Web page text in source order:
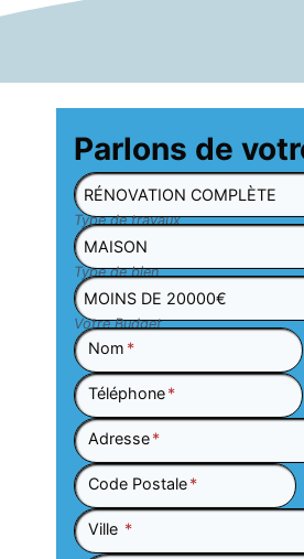
Parlons de
Type de travaux
Type de bien
Votre Budget
Nom *
Téléphone*
Adresse*
Code Postale*
Ville *